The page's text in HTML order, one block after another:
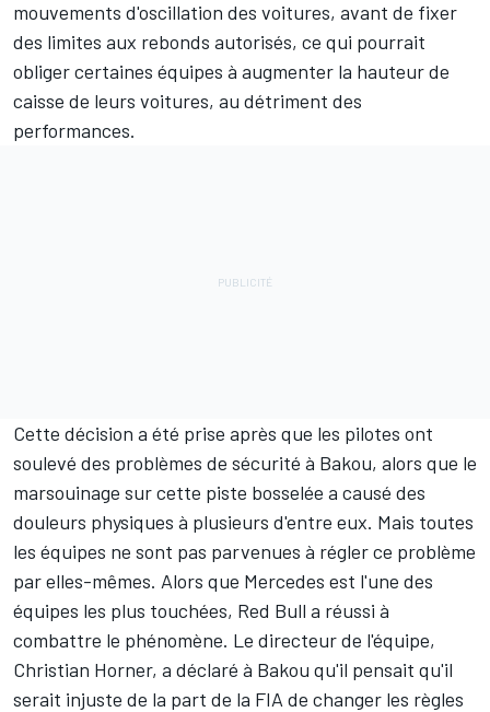
mouvements d'oscillation des voitures, avant de fixer
des limites aux rebonds autorisés, ce qui pourrait
obliger certaines équipes à augmenter la hauteur de
caisse de leurs voitures, au détriment des
performances.
Cette décision a été prise après que les pilotes ont
soulevé des problèmes de sécurité à Bakou, alors que le
marsouinage sur cette piste bosselée a causé des
douleurs physiques à plusieurs d'entre eux. Mais toutes
les équipes ne sont pas parvenues à régler ce problème
par elles-mêmes. Alors que Mercedes est l'une des
équipes les plus touchées, Red Bull a réussi à
combattre le phénomène. Le directeur de l'équipe,
Christian Horner, a déclaré à Bakou qu'il pensait qu'il
serait injuste de la part de la FIA de changer les règles